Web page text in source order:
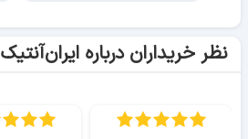
نظر خریداران درباره ایران‌آنتیک